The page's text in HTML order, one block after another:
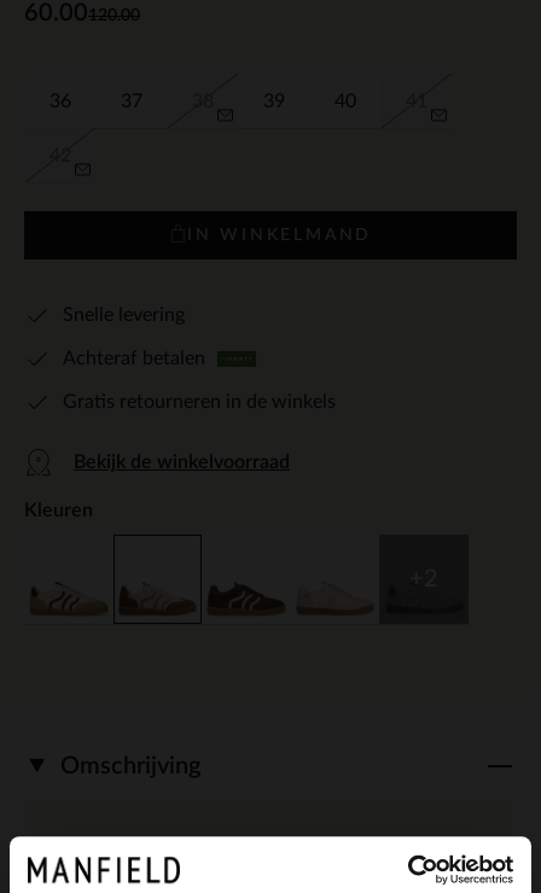
120.00
60.00
36 37 39 40
IN WINKELMAND
Snelle levering
Achteraf betalen
Gratis retourneren in de winkels
Bekijk de winkelvoorraad
Kleuren
+2
Omschrijving
Bruine leren sneakers met beige details